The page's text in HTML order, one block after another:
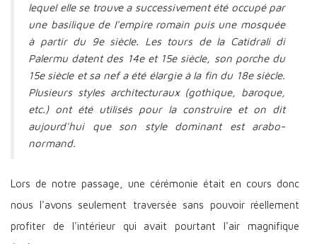
lequel elle se trouve a successivement été occupé par
une basilique de l'empire romain puis une mosquée
à partir du 9e siècle. Les tours de la Catidrali di
Palermudatent des 14e et 15e siècle, son porche du
15e siècle et sa nef a été élargie à la fin du 18e siècle.
Plusieurs styles architecturaux (gothique, baroque,
etc.) ont été utilisés pour la construire et on dit
aujourd'hui que son style dominant est arabo-
normand.
Lors de notre passage, une cérémonie était en cours donc
nous l'avons seulement traversée sans pouvoir réellement
profiter de l'intérieur qui avait pourtant l'air magnifique